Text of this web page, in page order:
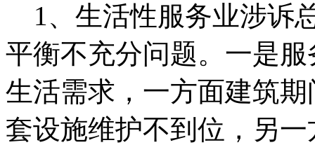
1、生活性服务业涉诉
平衡不充分问题。一是
生活需求，一方面建筑
套设施维护不到位，另